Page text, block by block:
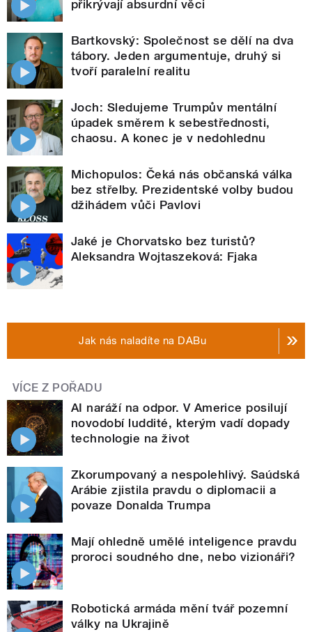
přikrývají absurdní věci
Bartkovský: Společnost se dělí na dva
tábory. Jeden argumentuje, druhý si
tvoří paralelní realitu
Joch: Sledujeme Trumpův mentální
úpadek směrem k sebestřednosti,
chaosu. A konec je v nedohlednu
Michopulos: Čeká nás občanská válka
bez střelby. Prezidentské volby budou
džihádem vůči Pavlovi
Jaké je Chorvatsko bez turistů?
Aleksandra Wojtaszeková: Fjaka
Jak nás naladíte na DABu
VÍCE Z POŘADU
AI naráží na odpor. V Americe posilují
novodobí luddité, kterým vadí dopady
technologie na život
Zkorumpovaný a nespolehlivý. Saúdská
Arábie zjistila pravdu o diplomacii a
povaze Donalda Trumpa
Mají ohledně umělé inteligence pravdu
proroci soudného dne, nebo vizionáři?
Robotická armáda mění tvář pozemní
války na Ukrajině